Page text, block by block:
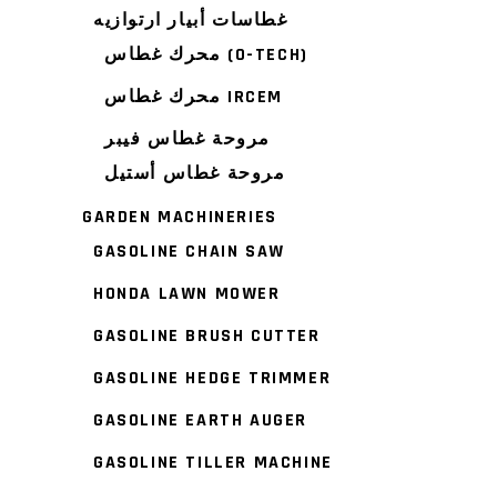
غطاسات أبيار ارتوازيه
محرك غطاس (O-TECH)
محرك غطاس IRCEM
مروحة غطاس فيبر
مروحة غطاس أستيل
GARDEN MACHINERIES
GASOLINE CHAIN SAW
HONDA LAWN MOWER
GASOLINE BRUSH CUTTER
GASOLINE HEDGE TRIMMER
GASOLINE EARTH AUGER
GASOLINE TILLER MACHINE